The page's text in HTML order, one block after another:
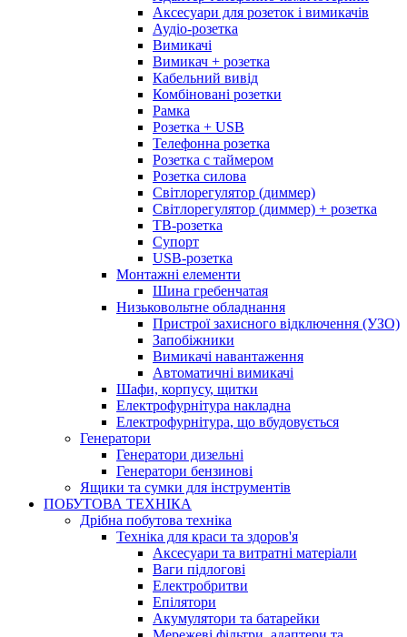
Аксесуари для розеток і вимикачів
Аудіо-розетка
Вимикачі
Вимикач + розетка
Кабельний вивід
Комбіновані розетки
Рамка
Розетка + USB
Телефонна розетка
Розетка с таймером
Розетка силова
Світлорегулятор (диммер)
Світлорегулятор (диммер) + розетка
ТВ-розетка
Супорт
USB-розетка
Монтажні елементи
Шина гребенчатая
Низьковольтне обладнання
Пристрої захисного відключення (УЗО)
Запобіжники
Вимикачі навантаження
Автоматичні вимикачі
Шафи, корпусу, щитки
Електрофурнітура накладна
Електрофурнітура, що вбудовується
Генератори
Генератори дизельні
Генератори бензинові
Ящики та сумки для інструментів
ПОБУТОВА ТЕХНІКА
Дрібна побутова техніка
Техніка для краси та здоров'я
Аксесуари та витратні матеріали
Ваги підлогові
Електробритви
Епілятори
Акумулятори та батарейки